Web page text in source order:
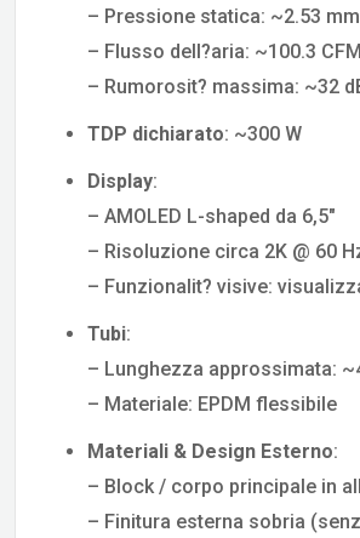
– Pressione statica: ~2.53 mm
– Flusso dell?aria: ~100.3 CFM
– Rumorosit? massima: ~32
TDP dichiarato: ~300 W
Display:
– AMOLED L-shaped da 6,5″
– Risoluzione circa 2K @ 60
– Funzionalit? visive:
Tubi:
– Lunghezza approssimata:
– Materiale: EPDM flessibile
Materiali & Design Esterno:
– Block / corpo principale in
– Finitura esterna sobria